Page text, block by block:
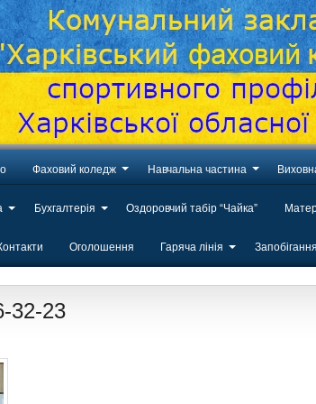
Фаховий коледж Навчальна частина
Бухгалтерія Оздоровчий табір “Чайка”
Оголошення Гаряча лінія
32-23